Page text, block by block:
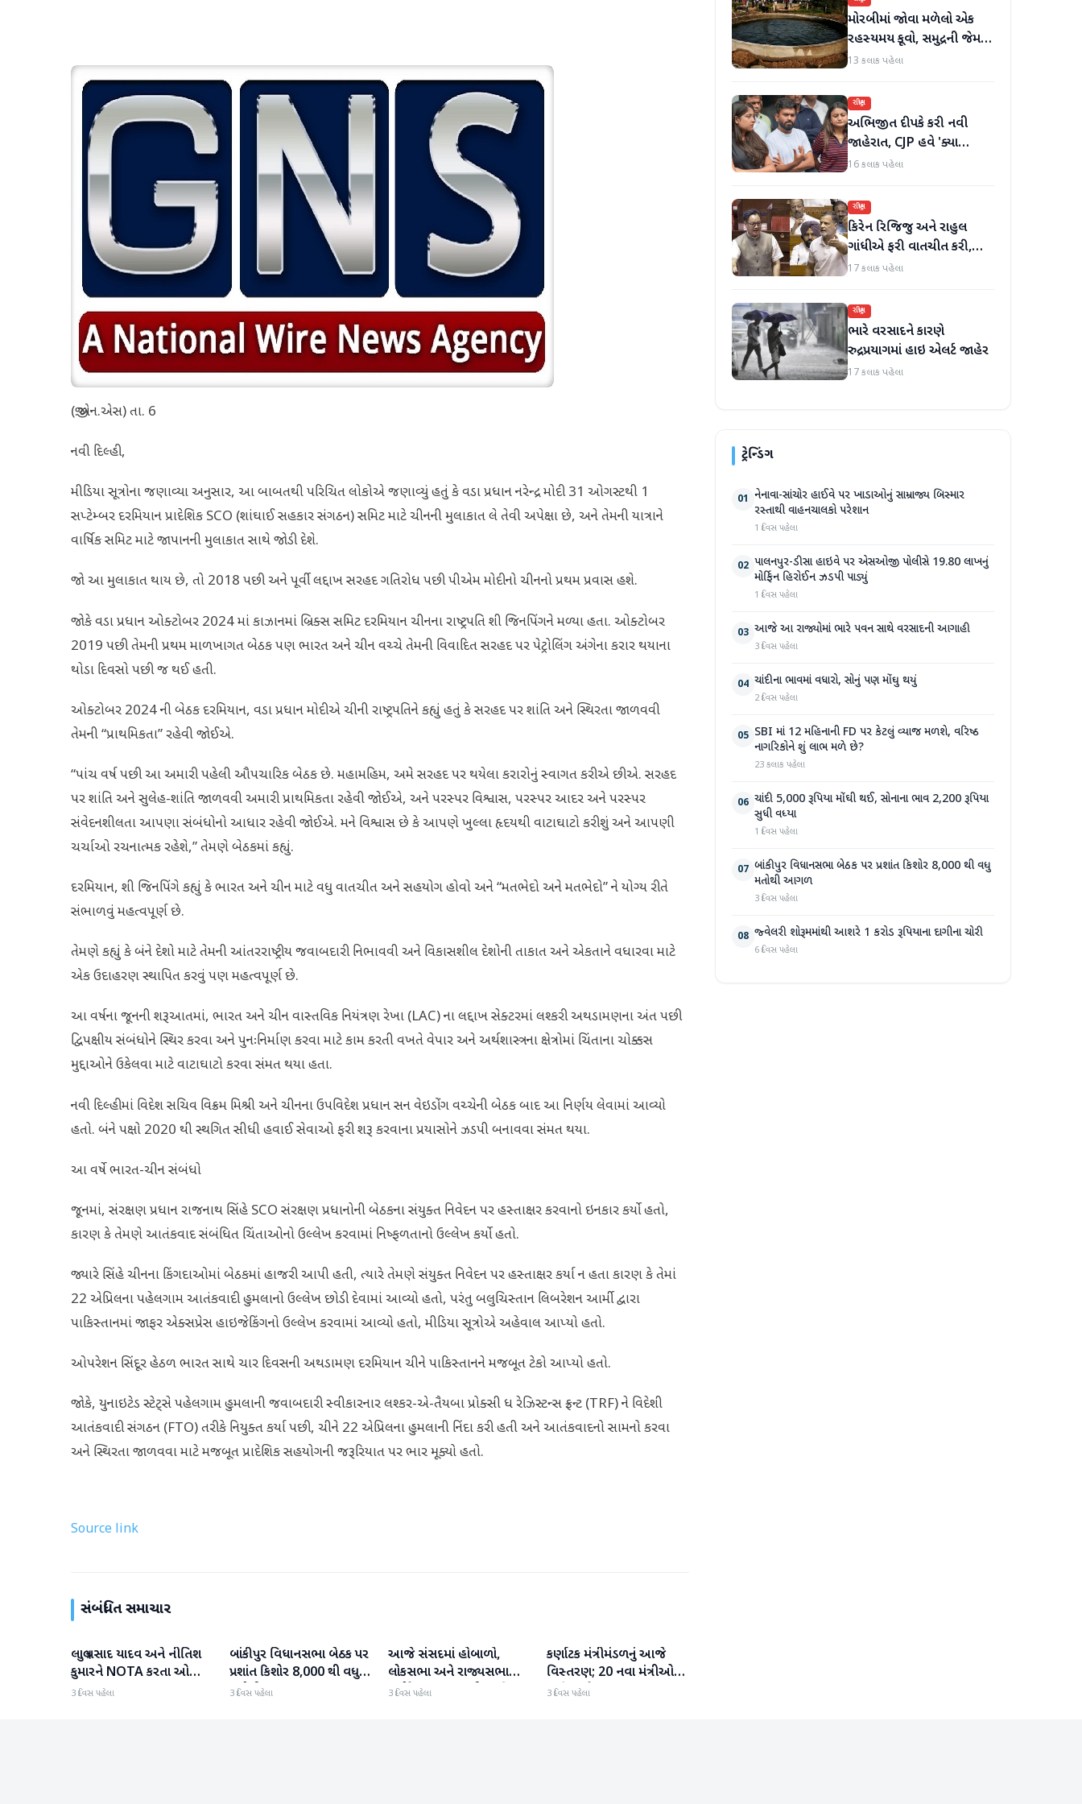
(જી.એન.એસ) તા. 6
નવી દિલ્હી,
મીડિયા સૂત્રોના જણાવ્યા અનુસાર, આ બાબતથી પરિચિત લોકોએ જણાવ્યું હતું કે વડા પ્રધાન નરેન્દ્ર મોદી 31 ઓગસ્ટથી 1
સપ્ટેમ્બર દરમિયાન પ્રાદેશિક SCO (શાંઘાઈ સહકાર સંગઠન) સમિટ માટે ચીનની મુલાકાત લે તેવી અપેક્ષા છે, અને તેમની યાત્રાને
વાર્ષિક સમિટ માટે જાપાનની મુલાકાત સાથે જોડી દેશે.
જો આ મુલાકાત થાય છે, તો 2018 પછી અને પૂર્વી લદ્દાખ સરહદ ગતિરોધ પછી પીએમ મોદીનો ચીનનો પ્રથમ પ્રવાસ હશે.
જોકે વડા પ્રધાન ઓક્ટોબર 2024 માં કાઝાનમાં બ્રિક્સ સમિટ દરમિયાન ચીનના રાષ્ટ્રપતિ શી જિનપિંગને મળ્યા હતા. ઓક્ટોબર
2019 પછી તેમની પ્રથમ માળખાગત બેઠક પણ ભારત અને ચીન વચ્ચે તેમની વિવાદિત સરહદ પર પેટ્રોલિંગ અંગેના કરાર થયાના
થોડા દિવસો પછી જ થઈ હતી.
ઓક્ટોબર 2024 ની બેઠક દરમિયાન, વડા પ્રધાન મોદીએ ચીની રાષ્ટ્રપતિને કહ્યું હતું કે સરહદ પર શાંતિ અને સ્થિરતા જાળવવી
તેમની “પ્રાથમિકતા” રહેવી જોઈએ.
“પાંચ વર્ષ પછી આ અમારી પહેલી ઔપચારિક બેઠક છે. મહામહિમ, અમે સરહદ પર થયેલા કરારોનું સ્વાગત કરીએ છીએ. સરહદ
પર શાંતિ અને સુલેહ-શાંતિ જાળવવી અમારી પ્રાથમિકતા રહેવી જોઈએ, અને પરસ્પર વિશ્વાસ, પરસ્પર આદર અને પરસ્પર
સંવેદનશીલતા આપણા સંબંધોનો આધાર રહેવી જોઈએ. મને વિશ્વાસ છે કે આપણે ખુલ્લા હૃદયથી વાટાઘાટો કરીશું અને આપણી
ચર્ચાઓ રચનાત્મક રહેશે,” તેમણે બેઠકમાં કહ્યું.
દરમિયાન, શી જિનપિંગે કહ્યું કે ભારત અને ચીન માટે વધુ વાતચીત અને સહયોગ હોવો અને “મતભેદો અને મતભેદો” ને યોગ્ય રીતે
સંભાળવું મહત્વપૂર્ણ છે.
તેમણે કહ્યું કે બંને દેશો માટે તેમની આંતરરાષ્ટ્રીય જવાબદારી નિભાવવી અને વિકાસશીલ દેશોની તાકાત અને એકતાને વધારવા માટે
એક ઉદાહરણ સ્થાપિત કરવું પણ મહત્વપૂર્ણ છે.
આ વર્ષના જૂનની શરૂઆતમાં, ભારત અને ચીન વાસ્તવિક નિયંત્રણ રેખા (LAC) ના લદ્દાખ સેક્ટરમાં લશ્કરી અથડામણના અંત પછી
દ્વિપક્ષીય સંબંધોને સ્થિર કરવા અને પુનઃનિર્માણ કરવા માટે કામ કરતી વખતે વેપાર અને અર્થશાસ્ત્રના ક્ષેત્રોમાં ચિંતાના ચોક્કસ
મુદ્દાઓને ઉકેલવા માટે વાટાઘાટો કરવા સંમત થયા હતા.
નવી દિલ્હીમાં વિદેશ સચિવ વિક્રમ મિશ્રી અને ચીનના ઉપવિદેશ પ્રધાન સન વેઇડોંગ વચ્ચેની બેઠક બાદ આ નિર્ણય લેવામાં આવ્યો
હતો. બંને પક્ષો 2020 થી સ્થગિત સીધી હવાઈ સેવાઓ ફરી શરૂ કરવાના પ્રયાસોને ઝડપી બનાવવા સંમત થયા.
આ વર્ષે ભારત-ચીન સંબંધો
જૂનમાં, સંરક્ષણ પ્રધાન રાજનાથ સિંહે SCO સંરક્ષણ પ્રધાનોની બેઠકના સંયુક્ત નિવેદન પર હસ્તાક્ષર કરવાનો ઇનકાર કર્યો હતો,
કારણ કે તેમણે આતંકવાદ સંબંધિત ચિંતાઓનો ઉલ્લેખ કરવામાં નિષ્ફળતાનો ઉલ્લેખ કર્યો હતો.
જ્યારે સિંહે ચીનના કિંગદાઓમાં બેઠકમાં હાજરી આપી હતી, ત્યારે તેમણે સંયુક્ત નિવેદન પર હસ્તાક્ષર કર્યા ન હતા કારણ કે તેમાં
22 એપ્રિલના પહેલગામ આતંકવાદી હુમલાનો ઉલ્લેખ છોડી દેવામાં આવ્યો હતો, પરંતુ બલુચિસ્તાન લિબરેશન આર્મી દ્વારા
પાકિસ્તાનમાં જાફર એક્સપ્રેસ હાઇજેકિંગનો ઉલ્લેખ કરવામાં આવ્યો હતો, મીડિયા સૂત્રોએ અહેવાલ આપ્યો હતો.
ઓપરેશન સિંદૂર હેઠળ ભારત સાથે ચાર દિવસની અથડામણ દરમિયાન ચીને પાકિસ્તાનને મજબૂત ટેકો આપ્યો હતો.
જોકે, યુનાઇટેડ સ્ટેટ્સે પહેલગામ હુમલાની જવાબદારી સ્વીકારનાર લશ્કર-એ-તૈયબા પ્રોક્સી ધ રેઝિસ્ટન્સ ફ્રન્ટ (TRF) ને વિદેશી
આતંકવાદી સંગઠન (FTO) તરીકે નિયુક્ત કર્યા પછી, ચીને 22 એપ્રિલના હુમલાની નિંદા કરી હતી અને આતંકવાદનો સામનો કરવા
અને સ્થિરતા જાળવવા માટે મજબૂત પ્રાદેશિક સહયોગની જરૂરિયાત પર ભાર મૂક્યો હતો.
Source link
સંબંધિત સમાચાર
રાષ્ટ્રીય
લાલુ પ્રસાદ યાદવ અને નીતિશ
કુમારને NOTA કરતા ઓછા
મત મળ્યા
3 દિવસ પહેલા
રાષ્ટ્રીય
બાંકીપુર વિધાનસભા બેઠક પર
પ્રશાંત કિશોર 8,000 થી વધુ
મતોથી આગળ
3 દિવસ પહેલા
રાષ્ટ્રીય
આજે સંસદમાં હોબાળો,
લોકસભા અને રાજ્યસભા
બપોરે 2 વાગ્યા સુધી સ્થગિત
3 દિવસ પહેલા
રાષ્ટ્રીય
કર્ણાટક મંત્રીમંડળનું આજે
વિસ્તરણ; 20 નવા મંત્રીઓની
યાદી જાહેર
3 દિવસ પહેલા
મોરબીમાં જોવા મળેલો એક
રહસ્યમય કૂવો, સમુદ્રની જેમ
હિલોળા ખાતું પાણી
13 કલાક પહેલા
રાષ્ટ્રીય
અભિજીત દીપકે કરી નવી
જાહેરાત, CJP હવે 'ક્યા
બોલતી પબ્લિક' અભિયાન શરૂ
16 કલાક પહેલા
રાષ્ટ્રીય
કિરેન રિજિજુ અને રાહુલ
ગાંધીએ ફરી વાતચીત કરી,
મહિલા અનામત અને સીમાંકન
17 કલાક પહેલા
રાષ્ટ્રીય
ભારે વરસાદને કારણે
રુદ્રપ્રયાગમાં હાઇ એલર્ટ જાહેર
17 કલાક પહેલા
ટ્રેન્ડિંગ
01 નેનાવા-સાંચોર હાઈવે પર ખાડાઓનું સામ્રાજ્ય બિસ્માર
રસ્તાથી વાહનચાલકો પરેશાન
1 દિવસ પહેલા
02 પાલનપુર-ડીસા હાઇવે પર એસઓજી પોલીસે 19.80 લાખનું
મોર્ફિન હિરોઈન ઝડપી પાડ્યું
1 દિવસ પહેલા
03 આજે આ રાજ્યોમાં ભારે પવન સાથે વરસાદની આગાહી
3 દિવસ પહેલા
04 ચાંદીના ભાવમાં વધારો, સોનું પણ મોંઘુ થયું
2 દિવસ પહેલા
05 SBI માં 12 મહિનાની FD પર કેટલું વ્યાજ મળશે, વરિષ્ઠ
નાગરિકોને શું લાભ મળે છે?
23 કલાક પહેલા
06 ચાંદી 5,000 રૂપિયા મોંઘી થઈ, સોનાના ભાવ 2,200 રૂપિયા
સુધી વધ્યા
1 દિવસ પહેલા
07 બાંકીપુર વિધાનસભા બેઠક પર પ્રશાંત કિશોર 8,000 થી વધુ
મતોથી આગળ
3 દિવસ પહેલા
08 જ્વેલરી શોરૂમમાંથી આશરે 1 કરોડ રૂપિયાના દાગીના ચોરી
6 દિવસ પહેલા